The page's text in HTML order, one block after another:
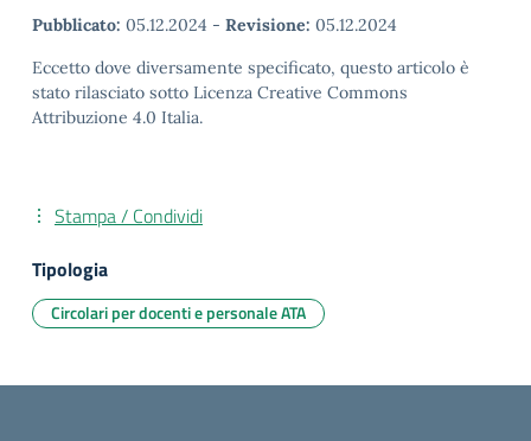
Pubblicato: 05.12.2024 - Revisione: 05.12.2024
Eccetto dove diversamente specificato, questo articolo è
stato rilasciato sotto Licenza Creative Commons
Attribuzione 4.0 Italia.
Stampa / Condividi
Tipologia
Circolari per docenti e personale ATA